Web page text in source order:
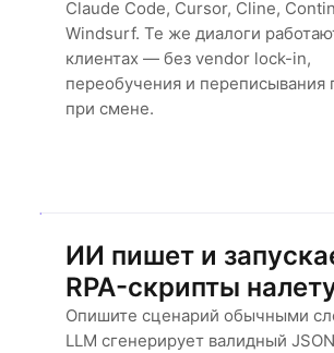
Claude Code, Cursor, Cline,
Windsurf. Те же диалоги
клиентах — без vendor lock-in,
переобучения и переписывания
при смене.
ИИ пишет и
RPA-скрипты
Опишите сценарий обычными
LLM сгенерирует валидный JSON